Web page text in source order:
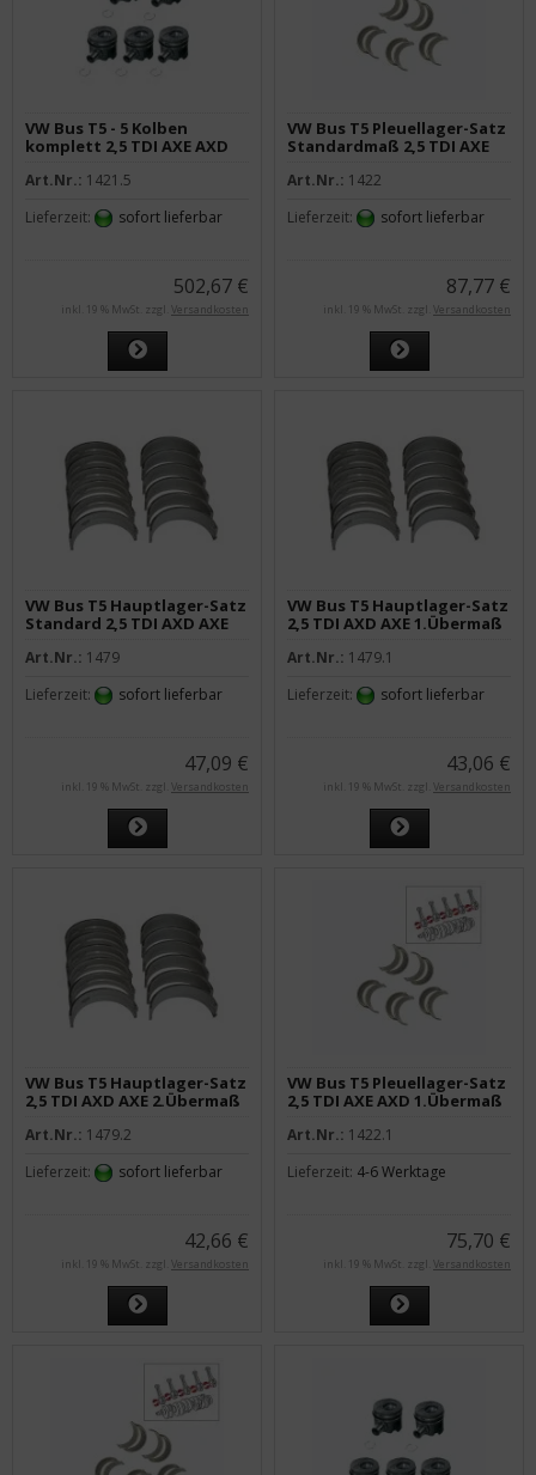
VW Bus T5 - 5 Kolben
komplett 2,5 TDI AXE AXD
Art.Nr.: 1421.5
Lieferzeit:
sofort lieferbar
502,67 €
inkl. 19 % MwSt. zzgl. Versandkosten
VW Bus T5 Pleuellager-Satz
Standardmaß 2,5 TDI AXE
Art.Nr.: 1422
Lieferzeit:
sofort lieferbar
87,77 €
inkl. 19 % MwSt. zzgl. Versandkosten
VW Bus T5 Hauptlager-Satz
Standard 2,5 TDI AXD AXE
Art.Nr.: 1479
Lieferzeit:
sofort lieferbar
47,09 €
inkl. 19 % MwSt. zzgl. Versandkosten
VW Bus T5 Hauptlager-Satz
2,5 TDI AXD AXE 1.Übermaß
Art.Nr.: 1479.1
Lieferzeit:
sofort lieferbar
43,06 €
inkl. 19 % MwSt. zzgl. Versandkosten
VW Bus T5 Hauptlager-Satz
2,5 TDI AXD AXE 2.Übermaß
Art.Nr.: 1479.2
Lieferzeit:
sofort lieferbar
42,66 €
inkl. 19 % MwSt. zzgl. Versandkosten
VW Bus T5 Pleuellager-Satz
2,5 TDI AXE AXD 1.Übermaß
Art.Nr.: 1422.1
Lieferzeit: 4-6 Werktage
75,70 €
inkl. 19 % MwSt. zzgl. Versandkosten